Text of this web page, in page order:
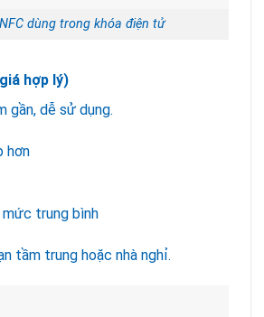
dùng trong khóa điện tử
hợp lý)
gần, dễ sử dụng.
hơn
trung bình
tầm trung hoặc nhà nghỉ.